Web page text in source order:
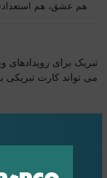
هم عشق، هم
تبریک برای رویدادهای
می تواند کارت تبریکی